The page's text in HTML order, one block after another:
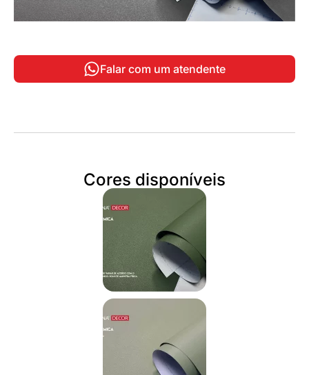
Falar com um atendente
Cores disponíveis